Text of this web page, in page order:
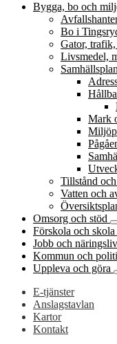
Bygga, bo och
Bo i
Gator,
Livsmedel,
Mark
Tillstånd
Vatten och
Omsorg och stöd
Förskola och skola
Jobb och näringsliv
Kommun och
Uppleva och göra
E-tjänster
Anslagstavlan
Kartor
Kontakt